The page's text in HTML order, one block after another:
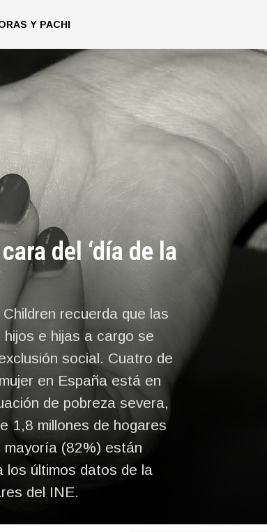
Y PACHI
del ‘día de la
recuerda que las
e hijas a cargo se
social. Cuatro de
en España está en
de pobreza severa,
1,8 millones de hogares
mayoría (82%) están
los últimos datos de la
del INE.